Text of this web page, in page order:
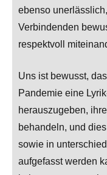
ebenso
Verbindenden
respektvoll
Uns ist bewusst,
Pandemie eine
herauszugeben,
behandeln, und
sowie in
aufgefasst werden